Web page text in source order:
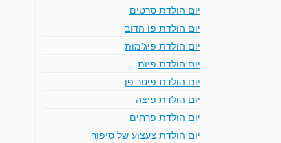
יום הולדת סרטים
יום הולדת פו הדוב
יום הולדת פיג'מות
יום הולדת פיות
יום הולדת פיטר פן
יום הולדת פיצה
יום הולדת פרחים
יום הולדת צעצוע של סיפור